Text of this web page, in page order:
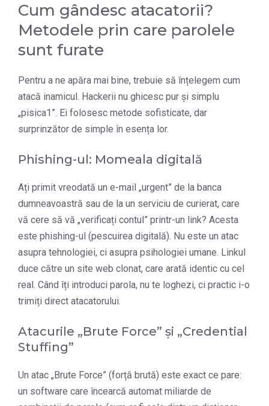
Cum gândesc atacatorii?
Metodele prin care parolele
sunt furate
Pentru a ne apăra mai bine, trebuie să înțelegem cum
atacă inamicul. Hackerii nu ghicesc pur și simplu
„pisica1”. Ei folosesc metode sofisticate, dar
surprinzător de simple în esența lor.
Phishing-ul: Momeala digitală
Ați primit vreodată un e-mail „urgent” de la banca
dumneavoastră sau de la un serviciu de curierat, care
vă cere să vă „verificați contul” printr-un link? Acesta
este phishing-ul (pescuirea digitală). Nu este un atac
asupra tehnologiei, ci asupra psihologiei umane. Linkul
duce către un site web clonat, care arată identic cu cel
real. Când îți introduci parola, nu te loghezi, ci practic i-o
trimiți direct atacatorului.
Atacurile „Brute Force” și „Credential
Stuffing”
Un atac „Brute Force” (forță brută) este exact ce pare:
un software care încearcă automat miliarde de